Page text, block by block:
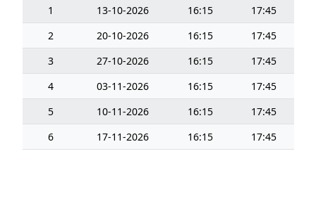
1
13-10-2026 16:15
17:45
2
20-10-2026 16:15
17:45
3
27-10-2026 16:15
17:45
4
03-11-2026 16:15
17:45
5
10-11-2026 16:15
17:45
6
17-11-2026 16:15 17:45